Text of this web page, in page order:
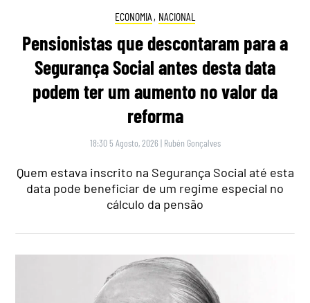
ECONOMIA , NACIONAL
Pensionistas que descontaram para a
Segurança Social antes desta data
podem ter um aumento no valor da
reforma
18:30 5 Agosto, 2026 | Rubén Gonçalves
Quem estava inscrito na Segurança Social até esta
data pode beneficiar de um regime especial no
cálculo da pensão